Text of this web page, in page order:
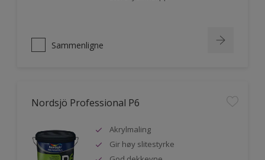
Sammenligne
Nordsjö Professional P6
Akrylmaling
Gir høy slitestyrke